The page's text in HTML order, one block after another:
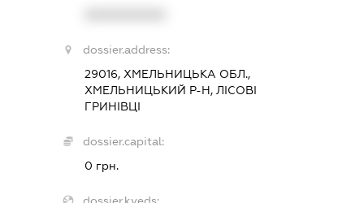
dossier.address:
29016, ХМЕЛЬНИЦЬКА ОБЛ.,
ХМЕЛЬНИЦЬКИЙ Р-Н, ЛІСОВІ
ГРИНІВЦІ
dossier.capital:
0 грн.